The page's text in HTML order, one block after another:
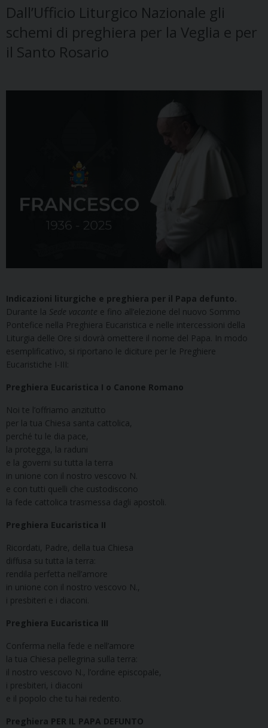
Dall’Ufficio Liturgico Nazionale gli
schemi di preghiera per la Veglia e per
il Santo Rosario
Indicazioni liturgiche e preghiera per il Papa defunto.
Durante la Sede vacante e fino all’elezione del nuovo Sommo
Pontefice nella Preghiera Eucaristica e nelle intercessioni della
Liturgia delle Ore si dovrà omettere il nome del Papa. In modo
esemplificativo, si riportano le diciture per le Preghiere
Eucaristiche I-III:
Preghiera Eucaristica I o Canone Romano
Noi te l’offriamo anzitutto
per la tua Chiesa santa cattolica,
perché tu le dia pace,
la protegga, la raduni
e la governi su tutta la terra
in unione con il nostro vescovo N.
e con tutti quelli che custodiscono
la fede cattolica trasmessa dagli apostoli.
Preghiera Eucaristica II
Ricordati, Padre, della tua Chiesa
diffusa su tutta la terra:
rendila perfetta nell’amore
in unione con il nostro vescovo N.,
i presbiteri e i diaconi.
Preghiera Eucaristica III
Conferma nella fede e nell’amore
la tua Chiesa pellegrina sulla terra:
il nostro vescovo N., l’ordine episcopale,
i presbiteri, i diaconi
e il popolo che tu hai redento.
Preghiera PER IL PAPA DEFUNTO